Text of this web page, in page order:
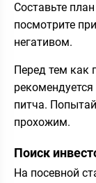
Составьте
посмотрите
негативом.
Перед тем как
питча.
прохожим.
Поиск
На посевной